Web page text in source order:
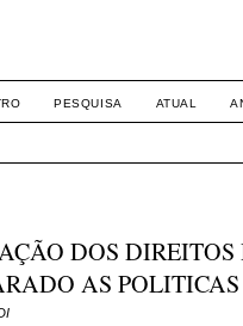
PESQUISA ATUAL
DOS
AS